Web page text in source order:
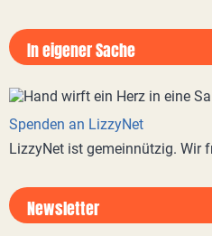
In eigener Sache
Spenden an LizzyNet
LizzyNet ist gemeinnützig. Wir
Newsletter